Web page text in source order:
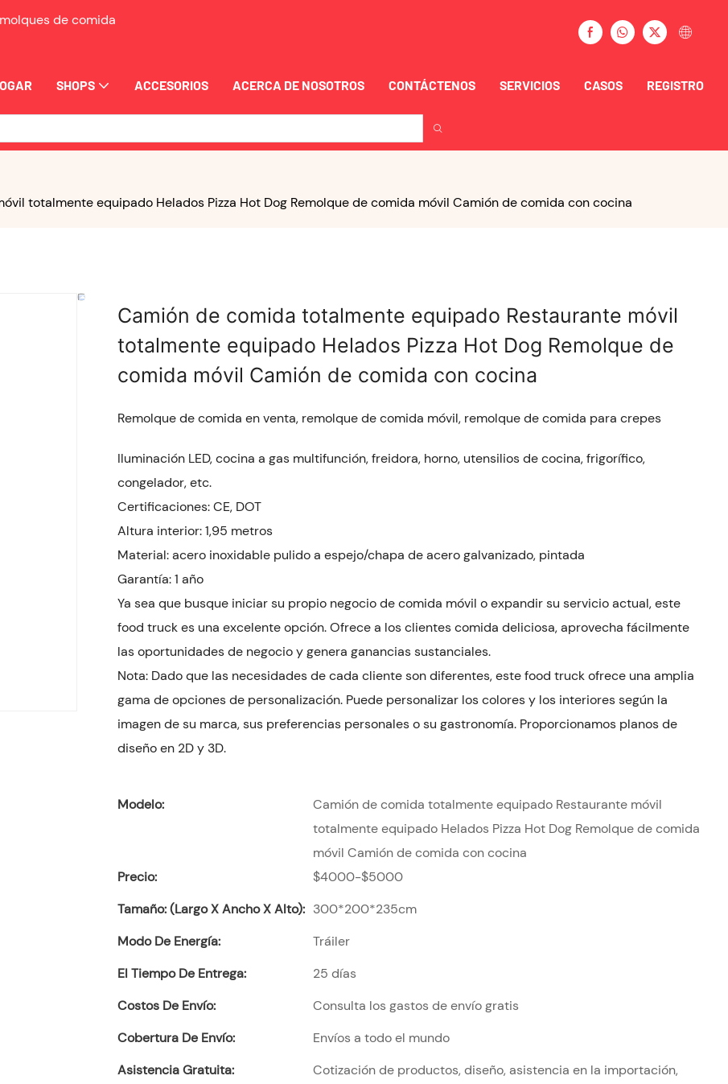
de comida
SHOPS ACCESORIOS ACERCA DE NOSOTROS CONTÁCTENOS SERVICIOS CASOS REGISTRO
totalmente equipado Helados Pizza Hot Dog Remolque de comida móvil Camión de comida con cocina
Camión de comida totalmente equipado Restaurante móvil
totalmente equipado Helados Pizza Hot Dog Remolque de
comida móvil Camión de comida con cocina
Remolque de comida en venta, remolque de comida móvil, remolque de comida para crepes
Iluminación LED, cocina a gas multifunción, freidora, horno, utensilios de cocina, frigorífico,
congelador, etc.
Certificaciones: CE, DOT
Altura interior: 1,95 metros
Material: acero inoxidable pulido a espejo/chapa de acero galvanizado, pintada
Garantía: 1 año
Ya sea que busque iniciar su propio negocio de comida móvil o expandir su servicio actual, este
food truck es una excelente opción. Ofrece a los clientes comida deliciosa, aprovecha fácilmente
las oportunidades de negocio y genera ganancias sustanciales.
Nota: Dado que las necesidades de cada cliente son diferentes, este food truck ofrece una amplia
gama de opciones de personalización. Puede personalizar los colores y los interiores según la
imagen de su marca, sus preferencias personales o su gastronomía. Proporcionamos planos de
diseño en 2D y 3D.
Modelo:
Camión de comida totalmente equipado Restaurante móvil
totalmente equipado Helados Pizza Hot Dog Remolque de comida
móvil Camión de comida con cocina
Precio:
$4000-$5000
Tamaño: (largo X Ancho X Alto): 300*200*235cm
Modo De Energía:
Tráiler
El Tiempo De Entrega:
25 días
Costos De Envío:
Consulta los gastos de envío gratis
Cobertura De Envío:
Envíos a todo el mundo
Asistencia Gratuita:
Cotización de productos, diseño, asistencia en la importación,